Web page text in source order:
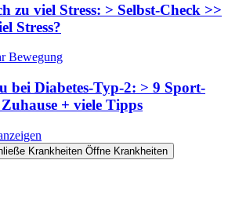
zu viel Stress: > Selbst-Check >>
Stress?
bei Diabetes-Typ-2: > 9 Sport-
+ viele Tipps
Krankheiten Öffne Krankheiten